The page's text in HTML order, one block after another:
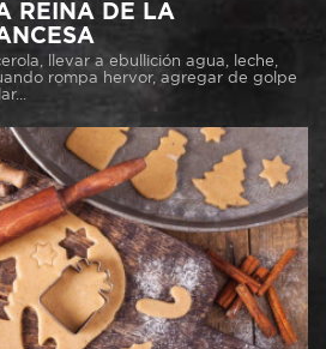
REINA DE LA
llevar a ebullición agua, leche,
rompa hervor, agregar de golpe